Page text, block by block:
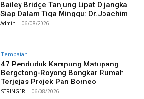
Bailey Bridge Tanjung Lipat Dijangka
Siap Dalam Tiga Minggu: Dr.Joachim
Admin - 06/08/2026
Tempatan
47 Penduduk Kampung Matupang
Bergotong-Royong Bongkar Rumah
Terjejas Projek Pan Borneo
STRINGER - 06/08/2026